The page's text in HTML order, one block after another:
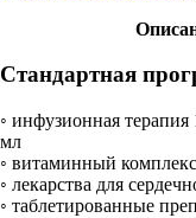
Стандартная
◦ инфузионная
мл
◦ витаминный комплекс
◦ лекарства для
◦ таблетированные